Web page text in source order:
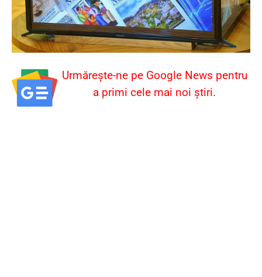
Urmărește-ne pe Google News pentru
a primi cele mai noi știri.